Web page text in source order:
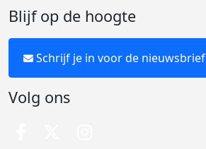
Blijf op de hoogte
Schrijf je in voor de nieuwsbrief
Volg ons